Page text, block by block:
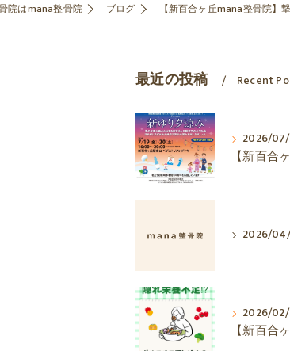
院はmana整骨院 ブログ 【新百合ヶ丘mana整骨院】
最近の投稿 Recent
2026/
2026/
2026/